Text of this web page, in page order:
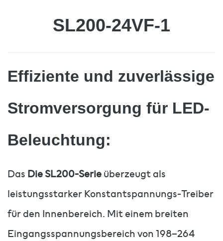
SL200-24VF-1
Effiziente und zuverlässige
Stromversorgung für LED-
Beleuchtung:
Das Die SL200-Serieüberzeugt als
leistungsstarker Konstantspannungs-Treiber
für den Innenbereich. Mit einem breiten
Eingangsspannungsbereich von 198–264